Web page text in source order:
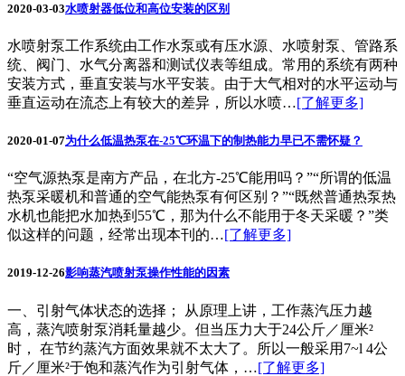
2020-03-03水喷射器低位和高位安装的区别
水喷射泵工作系统由工作水泵或有压水源、水喷射泵、管路系
统、阀门、水气分离器和测试仪表等组成。常用的系统有两种
安装方式，垂直安装与水平安装。由于大气相对的水平运动与
垂直运动在流态上有较大的差异，所以水喷…[了解更多]
2020-01-07为什么低温热泵在-25℃环温下的制热能力早已不需怀疑？
“空气源热泵是南方产品，在北方-25℃能用吗？”“所谓的低温
热泵采暖机和普通的空气能热泵有何区别？”“既然普通热泵热
水机也能把水加热到55℃，那为什么不能用于冬天采暖？”类
似这样的问题，经常出现本刊的…[了解更多]
2019-12-26影响蒸汽喷射泵操作性能的因素
一、引射气体状态的选择； 从原理上讲，工作蒸汽压力越
高，蒸汽喷射泵消耗量越少。但当压力大于24公斤／厘米²
时， 在节约蒸汽方面效果就不太大了。所以一般采用7~l 4公
斤／厘米²于饱和蒸汽作为引射气体，…[了解更多]